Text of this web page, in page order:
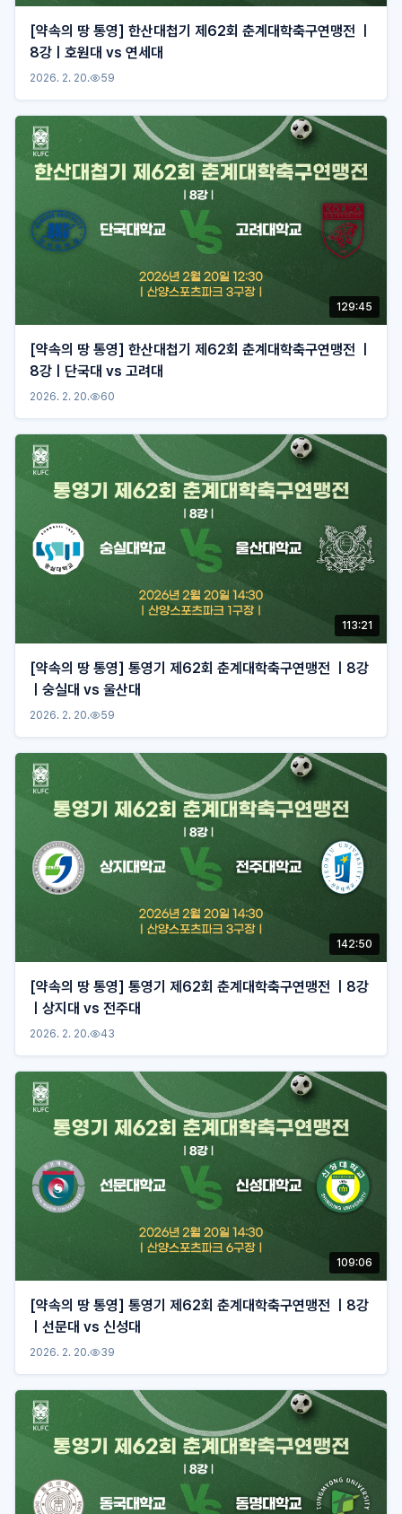
[약속의 땅 통영] 한산대첩기 제62회 춘계대학축구연맹전 ㅣ
8강ㅣ호원대 vs 연세대
2026. 2. 20. 59
129:45
[약속의 땅 통영] 한산대첩기 제62회 춘계대학축구연맹전 ㅣ
8강ㅣ단국대 vs 고려대
2026. 2. 20. 60
113:21
[약속의 땅 통영] 통영기 제62회 춘계대학축구연맹전 ㅣ8강
ㅣ숭실대 vs 울산대
2026. 2. 20. 59
142:50
[약속의 땅 통영] 통영기 제62회 춘계대학축구연맹전 ㅣ8강
ㅣ상지대 vs 전주대
2026. 2. 20. 43
109:06
[약속의 땅 통영] 통영기 제62회 춘계대학축구연맹전 ㅣ8강
ㅣ선문대 vs 신성대
2026. 2. 20. 39